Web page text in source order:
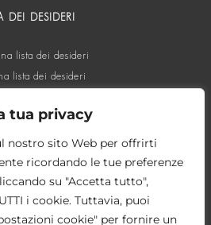
tua privacy
nostro sito Web per offrirti
ricordando le tue preferenze
su "Accetta tutto",
i cookie. Tuttavia, puoi
cookie" per fornire un
DEI DESIDERI
lista dei desideri
lista dei desideri
SOCIAL